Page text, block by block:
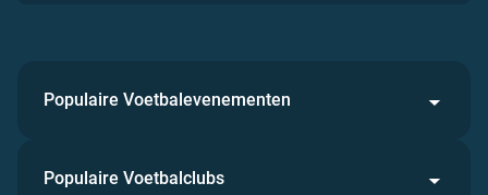
Populaire Voetbalevenementen
Populaire Voetbalclubs